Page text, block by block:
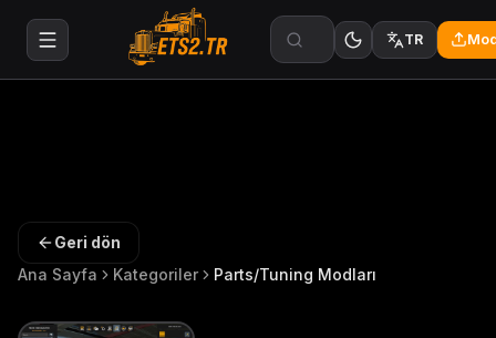
TR
Geri dön
Ana Sayfa
Kategoriler Parts/Tuning Modları